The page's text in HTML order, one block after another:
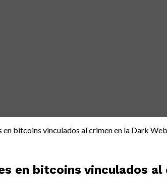
bitcoins vinculados al crimen en la Dark Web
en bitcoins vinculados